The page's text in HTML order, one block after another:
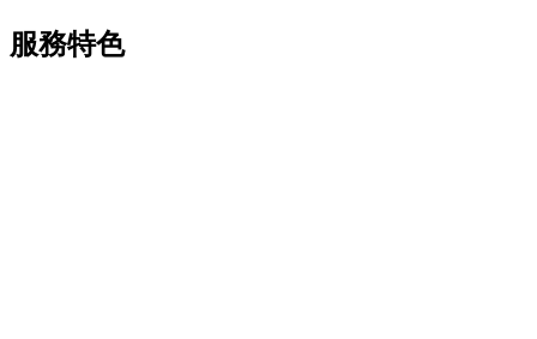
服務特色